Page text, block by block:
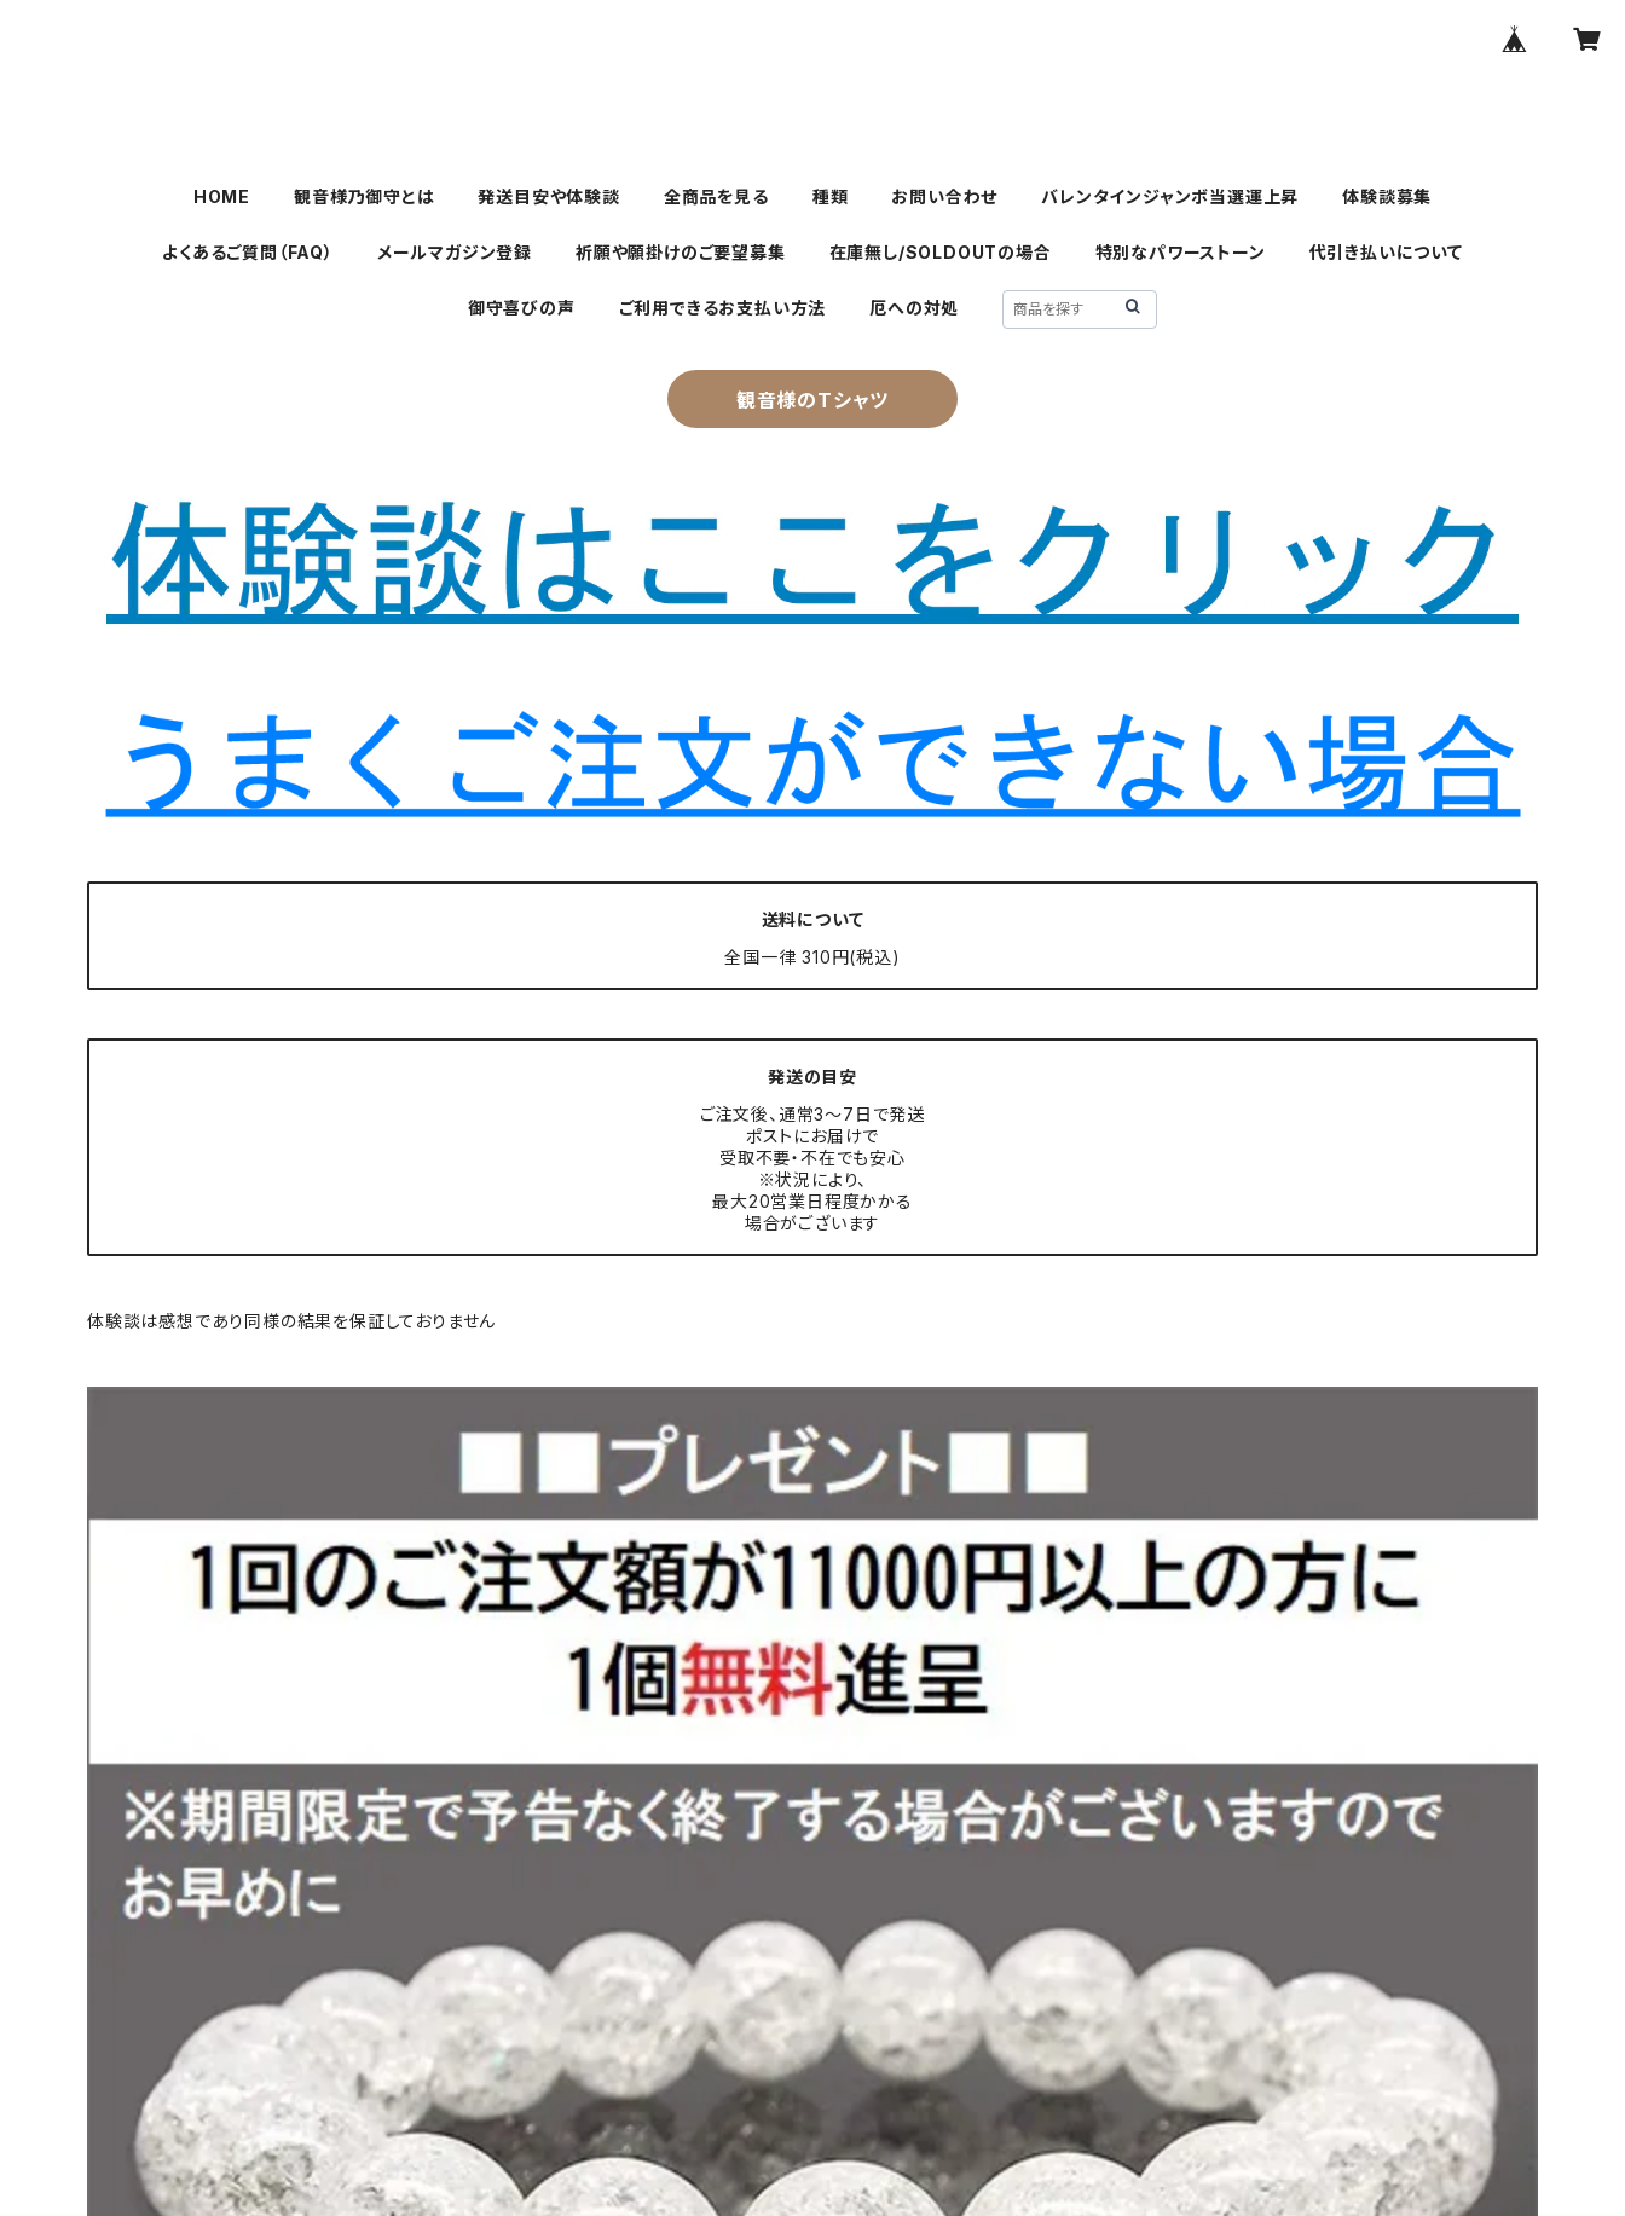
HOME 観音様乃御守とは 発送目安や体験談 全商品を見る 種類 お問い合わせ バレンタインジャンボ当選運上昇 体験談募集
よくあるご質問（FAQ） メールマガジン登録 祈願や願掛けのご要望募集 在庫無し/SOLDOUTの場合 特別なパワーストーン 代引き払いについて
御守喜びの声 ご利用できるお支払い方法 厄への対処
観音様のTシャツ
送料について
全国一律 310円(税込)
発送の目安
ご注文後、通常3〜7日で発送
ポストにお届けで
受取不要・不在でも安心
※状況により、
最大20営業日程度かかる
場合がございます
体験談は感想であり同様の結果を保証しておりません